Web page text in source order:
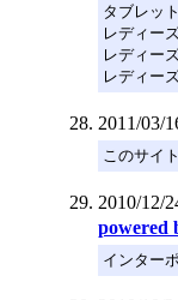
タブレッ
レディー
レディー
レディー
2011/03/
このサイ
2010/12/
powered
インター